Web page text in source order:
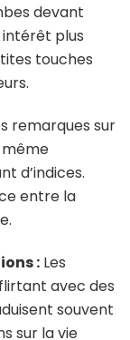
devant
plus
touches
remarques sur
d’indices.
entre la
: Les
avec des
souvent
sur la vie